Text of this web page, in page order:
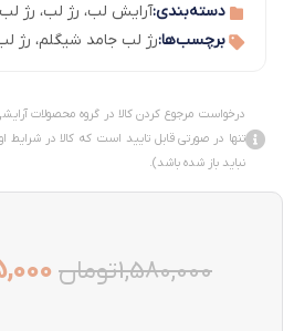
دسته‌بندی:آرایش لب، رژ لب، رژ
برچسب‌ها:رژ لب جامد شیگلم، رژ
درخواست مرجوع کردن کالا در گروه محصولات
تنها در صورتی قابل تایید است که کالا در شرایط
نباید باز شده باشد).
1,580,000تومان